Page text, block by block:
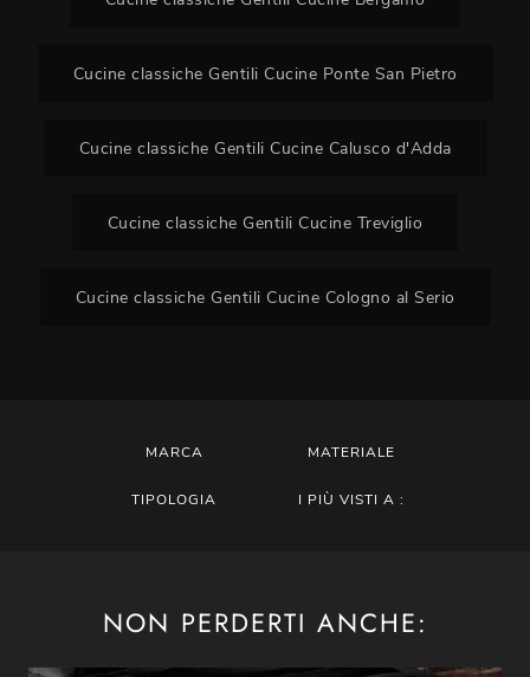
Cucine classiche Gentili Cucine Ponte San Pietro
Cucine classiche Gentili Cucine Calusco d'Adda
Cucine classiche Gentili Cucine Treviglio
Cucine classiche Gentili Cucine Cologno al Serio
MARCA MATERIALE
TIPOLOGIA I PIÙ VISTI A :
NON PERDERTI ANCHE: